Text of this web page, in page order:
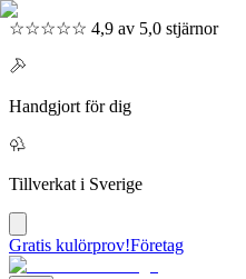
☆☆☆☆☆ 4,9 av 5,0 stjärnor
Handgjort för dig
Tillverkat i Sverige
Gratis kulörprov!Företag